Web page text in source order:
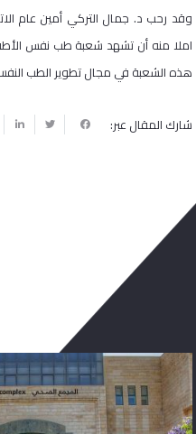
وقد رحب د. جمال التركي أمين عام
املا منه أن تشهد شعبة طب نفس
هذه الشعبة في مجال تطوير الطب
شارك المقال عبر: